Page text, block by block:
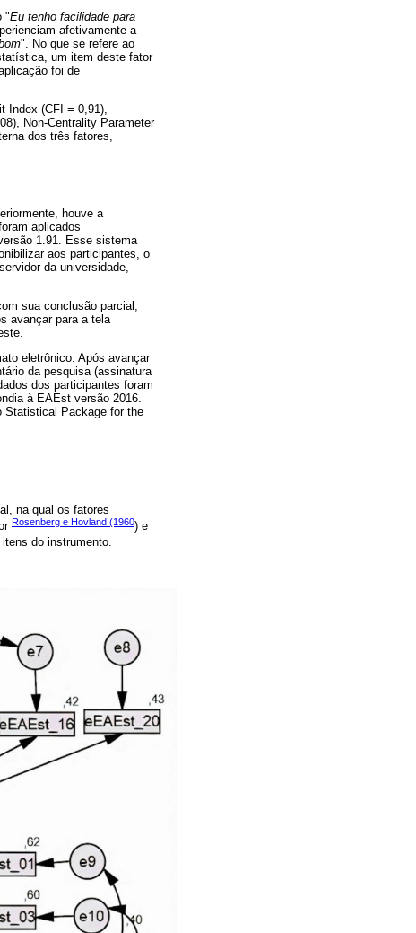
"Eu tenho facilidade para
afetivamente a
". No que se refere ao
um item deste fator
foi de
Index (CFI = 0,91),
Non-Centrality Parameter
dos três fatores,
houve a
aplicados
1.91. Esse sistema
aos participantes, o
da universidade,
sua conclusão parcial,
avançar para a tela
eletrônico. Após avançar
da pesquisa (assinatura
dos participantes foram
à EAEst versão 2016.
Statistical Package for the
na qual os fatores
Rosenberg e Hovland (1960) e
do instrumento.